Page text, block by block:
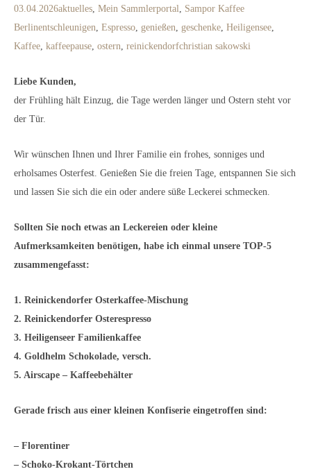
03.04.2026aktuelles, Mein Sammlerportal, Sampor Kaffee
Berlinentschleunigen, Espresso, genießen, geschenke, Heiligensee,
Kaffee, kaffeepause, ostern, reinickendorfchristian sakowski
Liebe Kunden,
der Frühling hält Einzug, die Tage werden länger und Ostern steht vor
der Tür.
Wir wünschen Ihnen und Ihrer Familie ein frohes, sonniges und
erholsames Osterfest. Genießen Sie die freien Tage, entspannen Sie sich
und lassen Sie sich die ein oder andere süße Leckerei schmecken.
Sollten Sie noch etwas an Leckereien oder kleine
Aufmerksamkeiten benötigen, habe ich einmal unsere TOP-5
zusammengefasst:
1. Reinickendorfer Osterkaffee-Mischung
2. Reinickendorfer Osterespresso
3. Heiligenseer Familienkaffee
4. Goldhelm Schokolade, versch.
5. Airscape – Kaffeebehälter
Gerade frisch aus einer kleinen Konfiserie eingetroffen sind:
– Florentiner
– Schoko-Krokant-Törtchen